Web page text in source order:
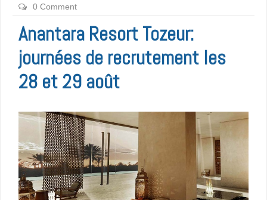
0 Comment
Anantara Resort Tozeur:
journées de recrutement les
28 et 29 août